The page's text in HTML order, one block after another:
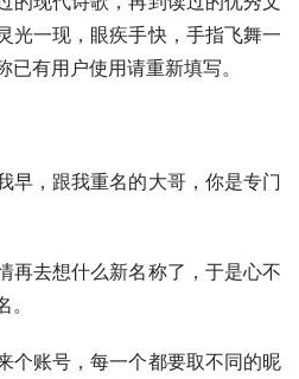
光一现，眼疾手快，手指飞舞一
有用户使用请重新填写。
早，跟我重名的大哥，你是专门
再去想什么新名称了，于是心不
个账号，每一个都要取不同的昵